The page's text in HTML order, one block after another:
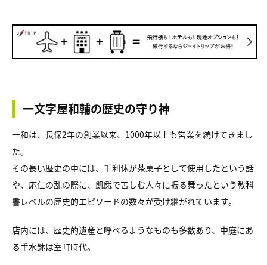
一文字屋和輔の歴史の守り神
一和は、長保2年の創業以来、1000年以上も営業を続けてきまし
た。
その長い歴史の中には、千利休が茶菓子として使用したという話
や、応仁の乱の際に、飢餓で苦しむ人々に振る舞ったという教科
書レベルの歴史的エピソードの数々が受け継がれています。
店内には、歴史的遺産と呼べるようなものも多数あり、中庭にあ
る手水鉢は室町時代。